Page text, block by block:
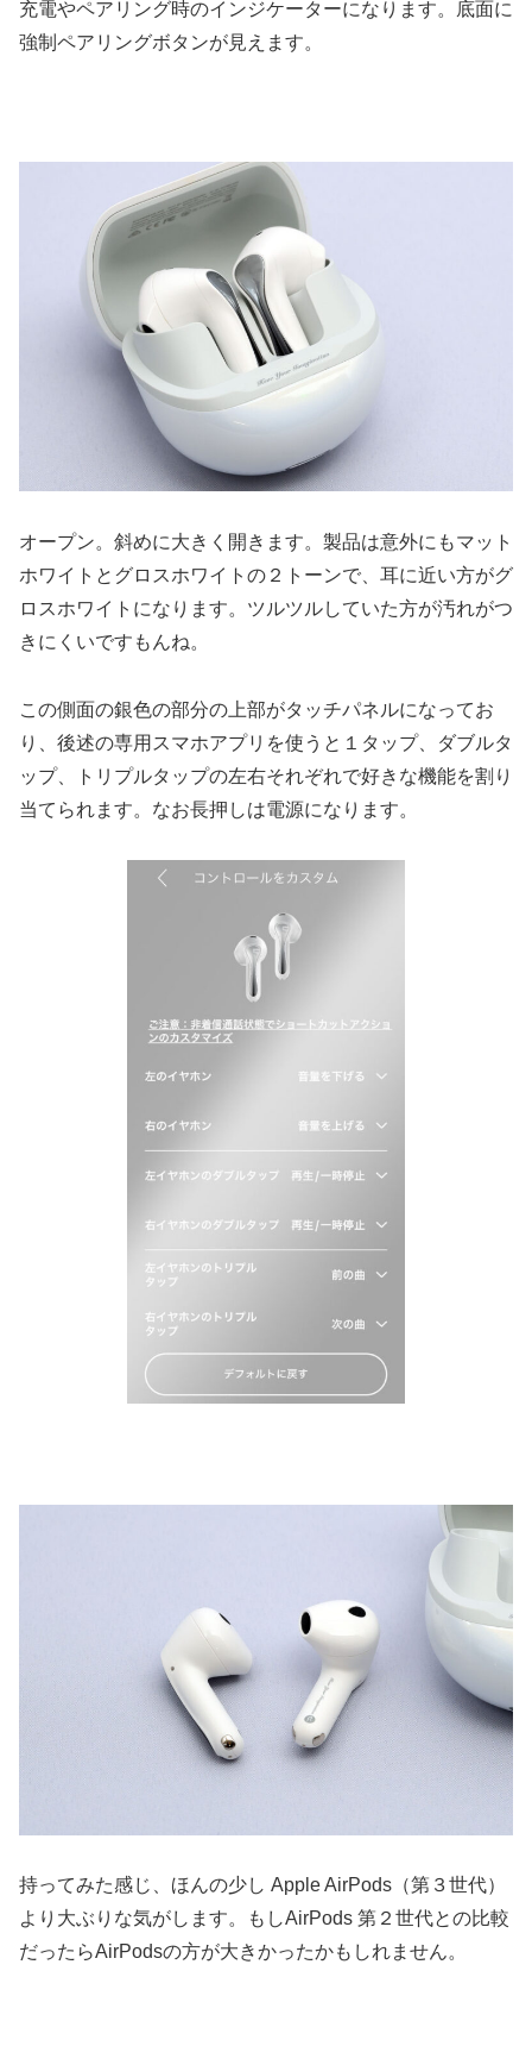
充電やペアリング時のインジケーターになります。底面に
強制ペアリングボタンが見えます。
オープン。斜めに大きく開きます。製品は意外にもマット
ホワイトとグロスホワイトの２トーンで、耳に近い方がグ
ロスホワイトになります。ツルツルしていた方が汚れがつ
きにくいですもんね。
この側面の銀色の部分の上部がタッチパネルになってお
り、後述の専用スマホアプリを使うと１タップ、ダブルタ
ップ、トリプルタップの左右それぞれで好きな機能を割り
当てられます。なお長押しは電源になります。
持ってみた感じ、ほんの少し Apple AirPods（第３世代）
より大ぶりな気がします。もしAirPods 第２世代との比較
だったらAirPodsの方が大きかったかもしれません。